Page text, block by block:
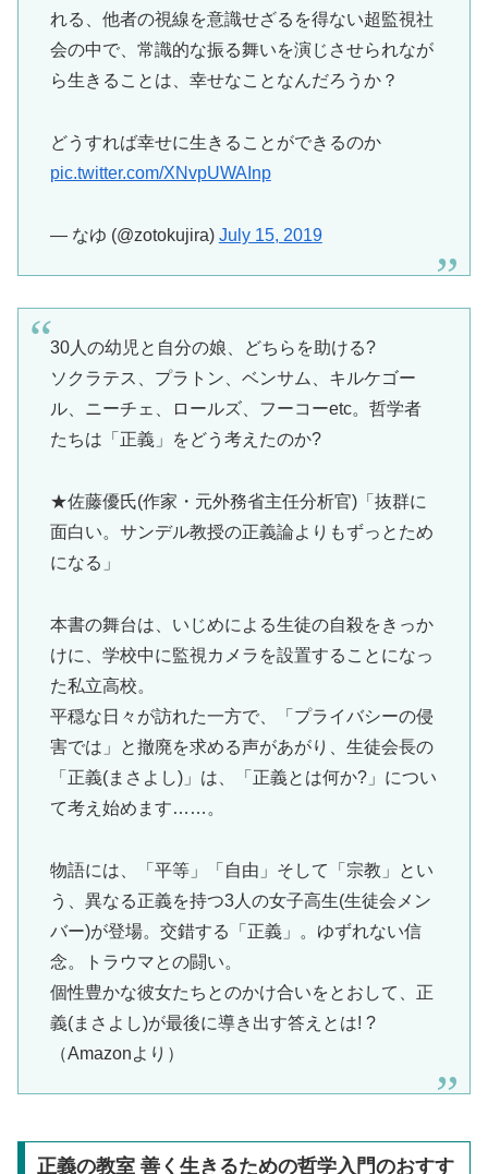
れる、他者の視線を意識せざるを得ない超監視社
会の中で、常識的な振る舞いを演じさせられなが
ら生きることは、幸せなことなんだろうか？
どうすれば幸せに生きることができるのか
pic.twitter.com/XNvpUWAInp
— なゆ (@zotokujira) July 15, 2019
30人の幼児と自分の娘、どちらを助ける?
ソクラテス、プラトン、ベンサム、キルケゴー
ル、ニーチェ、ロールズ、フーコーetc。哲学者
たちは「正義」をどう考えたのか?
★佐藤優氏(作家・元外務省主任分析官)「抜群に
面白い。サンデル教授の正義論よりもずっとため
になる」
本書の舞台は、いじめによる生徒の自殺をきっか
けに、学校中に監視カメラを設置することになっ
た私立高校。
平穏な日々が訪れた一方で、「プライバシーの侵
害では」と撤廃を求める声があがり、生徒会長の
「正義(まさよし)」は、「正義とは何か?」につい
て考え始めます……。
物語には、「平等」「自由」そして「宗教」とい
う、異なる正義を持つ3人の女子高生(生徒会メン
バー)が登場。交錯する「正義」。ゆずれない信
念。トラウマとの闘い。
個性豊かな彼女たちとのかけ合いをとおして、正
義(まさよし)が最後に導き出す答えとは! ?
（Amazonより）
正義の教室 善く生きるための哲学入門のおすす